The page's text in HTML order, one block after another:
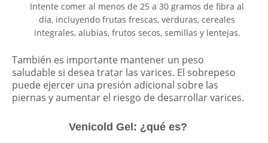
Intente comer al menos de 25 a 30 gramos de fibra al
día, incluyendo frutas frescas, verduras, cereales
integrales, alubias, frutos secos, semillas y lentejas.
También es importante mantener un peso
saludable si desea tratar las varices. El sobrepeso
puede ejercer una presión adicional sobre las
piernas y aumentar el riesgo de desarrollar varices.
Venicold Gel: ¿qué es?